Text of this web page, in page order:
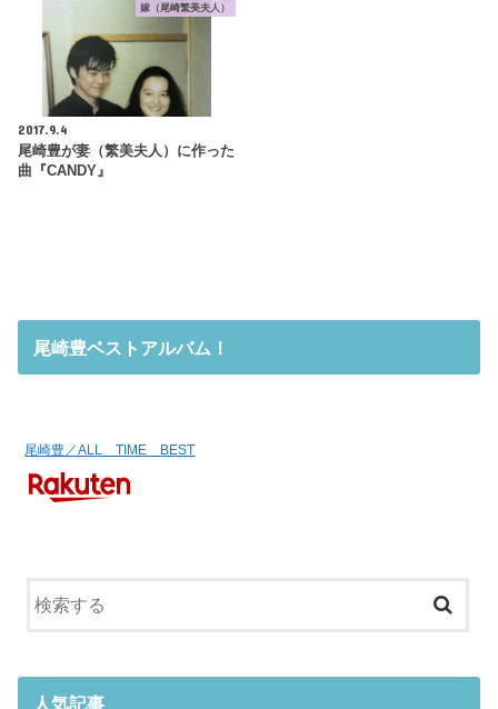
嫁（尾崎繁美夫人）
2017.9.4
尾崎豊が妻（繁美夫人）に作った
曲『CANDY』
尾崎豊ベストアルバム！
尾崎豊／ALL TIME BEST
人気記事